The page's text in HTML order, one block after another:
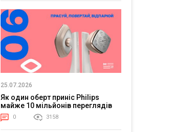
25.07.2026
Як один оберт приніс Philips
майже 10 мільйонів переглядів
0 3158